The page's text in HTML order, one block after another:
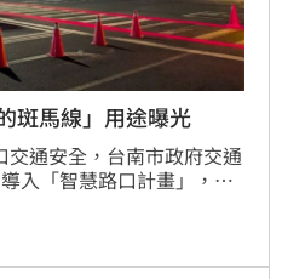
斑馬線」用途曝光
通安全，台南市政府交通
入「智慧路口計畫」，當
呼：「能保護提醒真的可